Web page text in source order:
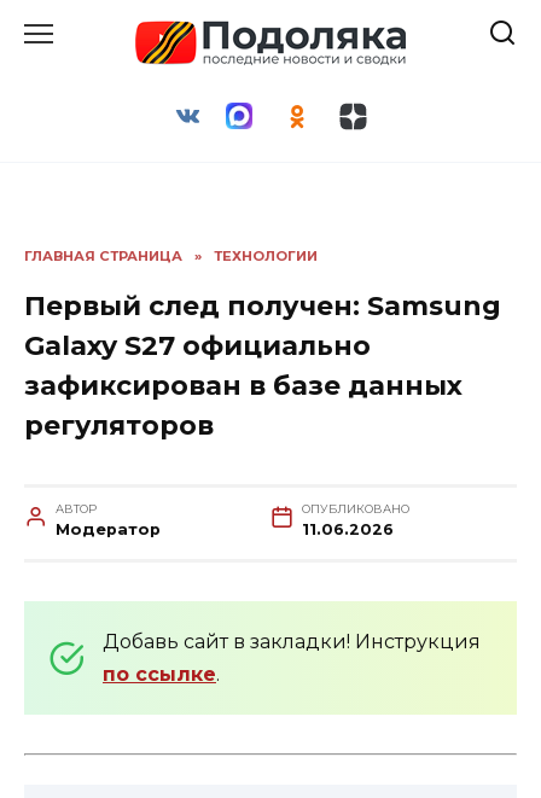
ГЛАВНАЯ СТРАНИЦА » ТЕХНОЛОГИИ
Первый след получен: Samsung
Galaxy S27 официально
зафиксирован в базе данных
регуляторов
АВТОР
Модератор
ОПУБЛИКОВАНО
11.06.2026
Добавь сайт в закладки! Инструкция
по ссылке.